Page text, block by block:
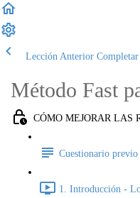
Lección Anterior
Método Fast
CÓMO MEJORAR LAS
Cuestionario previo
1. Introducción -